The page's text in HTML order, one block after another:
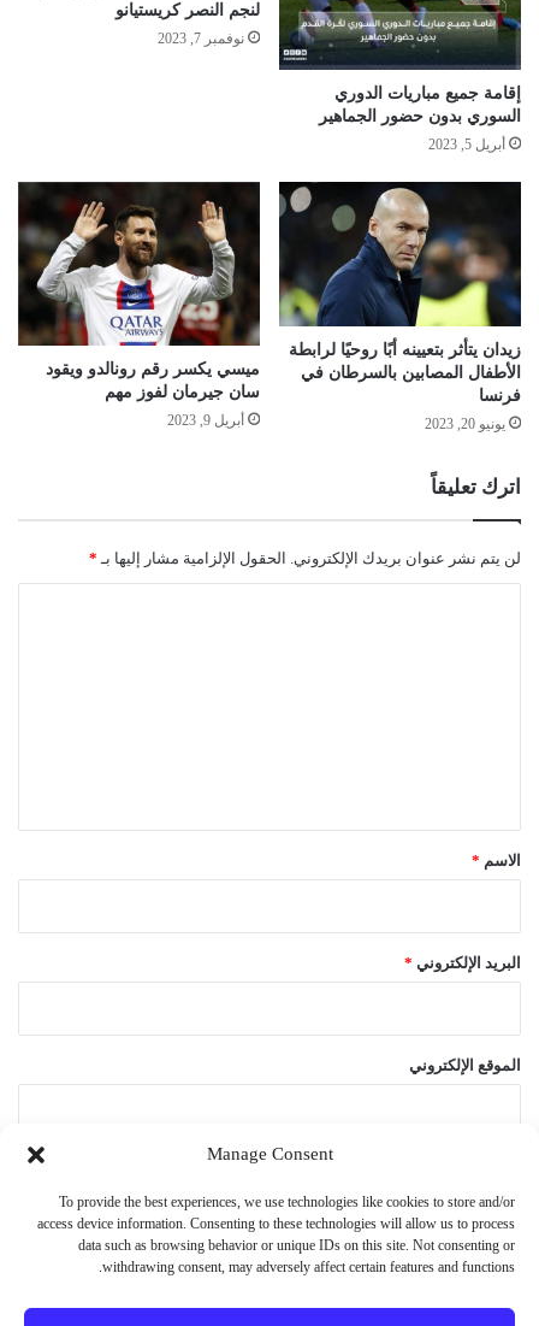
Manage Consent
To provide the best experiences, we use technologies like cookies to store and/or
access device information. Consenting to these technologies will allow us to process
data such as browsing behavior or unique IDs on this site. Not consenting or
withdrawing consent, may adversely affect certain features and functions.
إقامة جميع مباريات الدوري
السوري بدون حضور الجماهير
أبريل 5, 2023
لنجم النصر كريستيانو
نوفمبر 7, 2023
زيدان يتأثر بتعيينه أبًا روحيًا لرابطة
الأطفال المصابين بالسرطان في
فرنسا
يونيو 20, 2023
ميسي يكسر رقم رونالدو ويقود
سان جيرمان لفوز مهم
أبريل 9, 2023
اترك تعليقاً
لن يتم نشر عنوان بريدك الإلكتروني. الحقول الإلزامية مشار إليها بـ *
*الاسم *
البريد الإلكتروني *
الموقع الإلكتروني
احفظ اسمي، بريدي الإلكتروني، والموقع الإلكتروني في هذا المتصفح
لاستخدامها المرة المقبلة في تعليقي.